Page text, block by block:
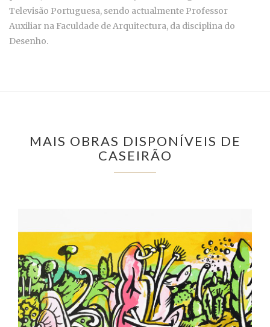
Televisão Portuguesa, sendo actualmente Professor
Auxiliar na Faculdade de Arquitectura, da disciplina do
Desenho.
MAIS OBRAS DISPONÍVEIS DE
CASEIRÃO